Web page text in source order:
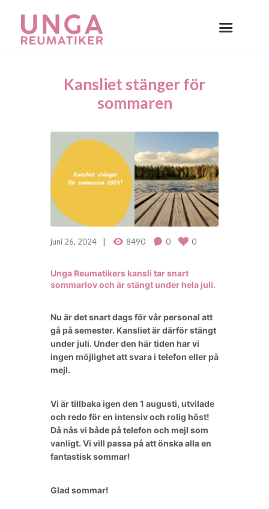
Kansliet stänger för
sommaren
juni 26, 2024 8490 0 0
Unga Reumatikers kansli tar snart
sommarlov och är stängt under hela juli.
Nu är det snart dags för vår personal att
gå på semester. Kansliet är därför stängt
under juli. Under den här tiden har vi
ingen möjlighet att svara i telefon eller på
mejl.
Vi är tillbaka igen den 1 augusti, utvilade
och redo för en intensiv och rolig höst!
Då nås vi både på telefon och mejl som
vanligt. Vi vill passa på att önska alla en
fantastisk sommar!
Glad sommar!